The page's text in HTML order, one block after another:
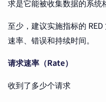
求是它能被收集数据的系统
至少，建议实施指标的
速率、错误和持续时间。
请求速率（Rate）
收到了多少个请求